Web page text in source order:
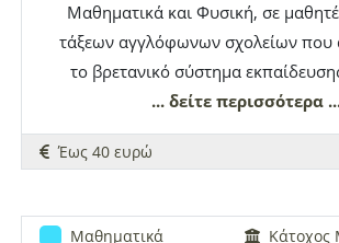
Μαθηματικά και Φυσική, σε
τάξεων αγγλόφωνων σχολείων που
το βρετανικό σύστημα
Level) και το Διεθνές Απολυτήριο (
σε φοιτητές όλων των σχολών του
και των Φυσικομαθηματικών
και εξετάσεων των συστημάτων
... δείτε περισσότερα
Έως 40 ευρώ
Μαθηματικά Κάτοχος